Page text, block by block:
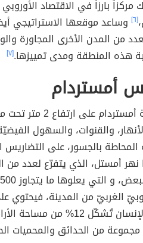
مركزاً بارزاً في الاقتصاد
[٦]
وساعد موقعها الاستراتيجي
من المدن الأخرى المجاورة
هذه المنطقة ومدى تمييزها.[٧]
أمستردام
تقع مدينة
والقنوات، والسهول
بالجسور، على التضاريس
أمستل، الذي يتفرّع لعدد من
الغربيّ من المدينة، فيحتوي
من صنع الإنسان تُشكّل 12%
من الحدائق والمحميات